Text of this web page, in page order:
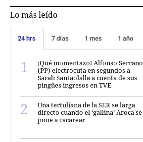
Lo más leído
24 hrs 7 días 1 mes 1 año
¡Qué momentazo! Alfonso Serrano
(PP) electrocuta en segundos a
Sarah Santaolalla a cuenta de sus
pingües ingresos en TVE
Una tertuliana de la SER se larga
directo cuando el ‘gallina’ Aroca se
pone a cacarear